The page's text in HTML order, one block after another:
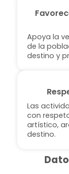
Apoya la
de la
destino y
Las
con
artístico,
destino.